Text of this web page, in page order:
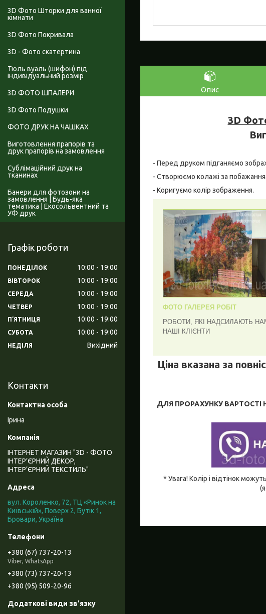
Опис
3D
- Перед друком підганяємо
- Створюємо колажі за
- Коригуємо колір зображення.
ФОТО ГАЛЕРЕЯ РОБІТ
РОБОТИ, ЯКІ НАДСИЛАЮТЬ
НАШІ КЛІЄНТИ
Ціна вказана за
ДЛЯ ПРОРАХУНКУ ВАРТОСТІ
* Увага! Колір і відтінок
3D Фото Шторки для ванної
кімнати
3D Фото Покривала
3D - Фото скатертина
Тюль вуаль (шифон) під
індивідуальний розмір
3D ФОТО ШПАЛЕРИ
3D Фото Подушки
ФОТО ДРУК НА ЧАШКАХ
Виготовлення прапорів та
друк прапорів на замовлення
Сублімаційний друк на
тканинах
Банери для фотозони на
замовлення | Будь-яка
тематика | Екосольвентний та
УФ друк
Графік роботи
ПОНЕДІЛОК 10:00 19:00
ВІВТОРОК 10:00 19:00
СЕРЕДА 10:00 19:00
ЧЕТВЕР 10:00 19:00
ПʼЯТНИЦЯ 10:00 19:00
СУБОТА 10:00 19:00
НЕДІЛЯ Вихідний
Контакти
Ірина
ІНТЕРНЕТ МАГАЗИН "3D - ФОТО
ІНТЕР’ЄРНИЙ ДЕКОР,
ІНТЕР’ЄРНИЙ ТЕКСТИЛЬ"
вул. Короленко, 72, ТЦ «Ринок на
Київській», Поверх 2, Бутік 1,
Бровари, Україна
+380 (67) 737-20-13
Viber, WhatsApp
+380 (73) 737-20-13
+380 (95) 509-20-96